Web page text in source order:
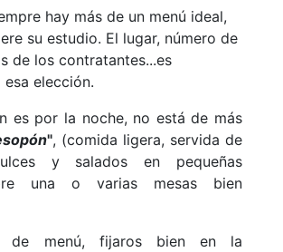
hay más de un menú ideal,
su estudio. El lugar, número de
de los contratantes...es
elección.
es por la noche, no está de más
", (comida ligera, servida de
y salados en pequeñas
una o varias mesas bien
de menú, fijaros bien en la